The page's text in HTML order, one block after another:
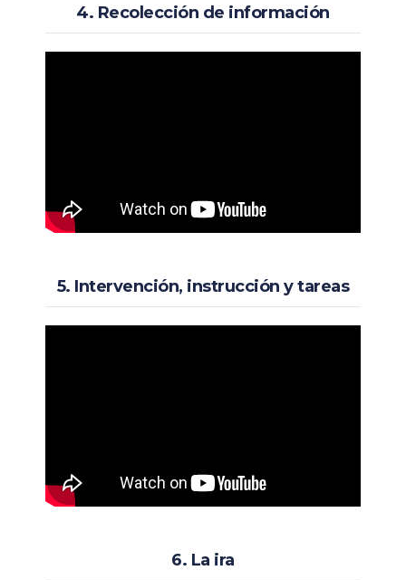
4. Recolección de información
5. Intervención, instrucción y tareas
6. La ira